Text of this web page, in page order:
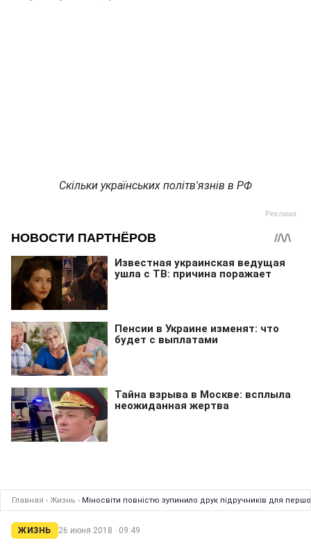
Скільки українських політв'язнів в РФ
Главная › Жизнь › Міносвіти повнiстю зупинило друк пiдручникiв для
ЖИЗНЬ 26 июня 2018 · 09:49